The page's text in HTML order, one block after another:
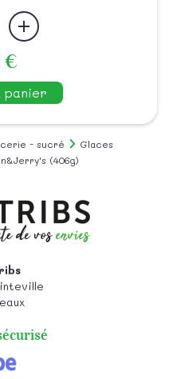
€
panier
- sucré
Glaces
(406g)